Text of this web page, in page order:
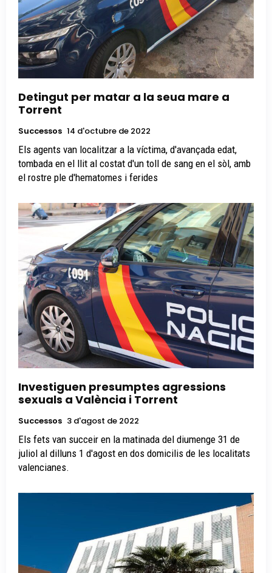
Detingut per matar a la seua mare a
Torrent
Successos 14 d'octubre de 2022
Els agents van localitzar a la víctima, d'avançada edat,
tombada en el llit al costat d'un toll de sang en el sòl, amb
el rostre ple d'hematomes i ferides
Investiguen presumptes agressions
sexuals a València i Torrent
Successos 3 d'agost de 2022
Els fets van succeir en la matinada del diumenge 31 de
juliol al dilluns 1 d'agost en dos domicilis de les localitats
valencianes.